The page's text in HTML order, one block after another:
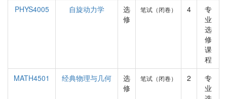
PHYS4005
自旋动力学
选
修
笔试（闭卷） 4
专
业
选
修
课
程
MATH4501
经典物理与几何
选
修
笔试（闭卷） 2
专
业